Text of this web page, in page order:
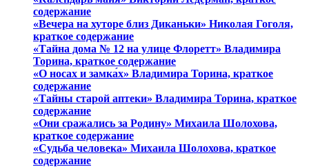
содержание
«Вечера на хуторе близ Диканьки» Николая Гоголя,
краткое содержание
«Тайна дома № 12 на улице Флоретт» Владимира
Торина, краткое содержание
«О носах и замка́х» Владимира Торина, краткое
содержание
«Тайны старой аптеки» Владимира Торина, краткое
содержание
«Они сражались за Родину» Михаила Шолохова,
краткое содержание
«Судьба человека» Михаила Шолохова, краткое
содержание